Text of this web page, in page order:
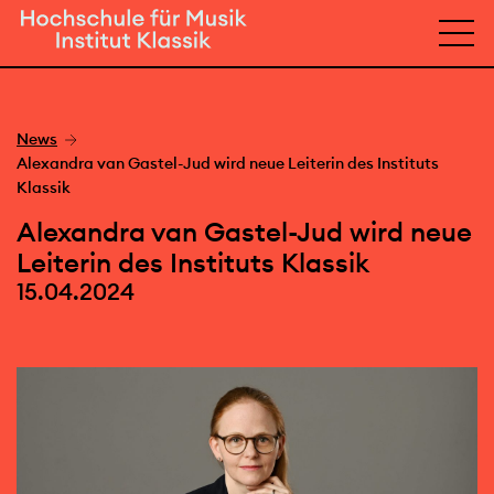
News
Alexandra van Gastel-Jud wird neue Leiterin des Instituts
Klassik
Alexandra van Gastel-Jud wird neue
Leiterin des Instituts Klassik
15.04.2024